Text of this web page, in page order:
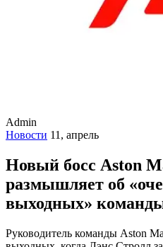
Admin
Новости 11, апрель
Новый босс Aston
размышляет об
выходных»
Руководитель команды Aston